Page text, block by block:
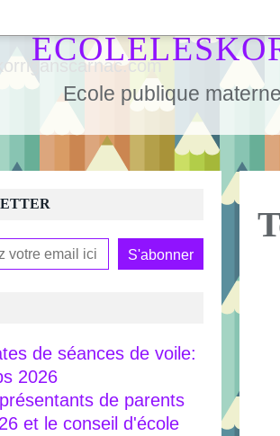
Ecole publique
de séances de voile:
2026
de parents
et le conseil d'école